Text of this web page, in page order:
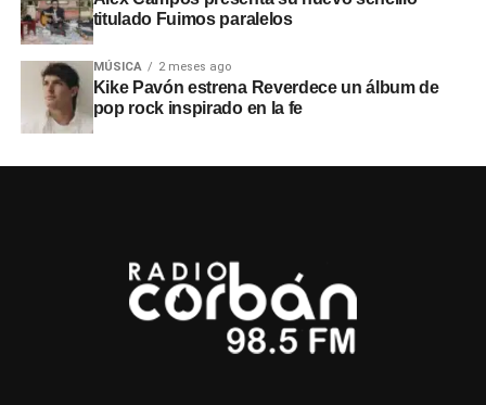
titulado Fuimos paralelos
MÚSICA 2 meses ago
Kike Pavón estrena Reverdece un álbum de
pop rock inspirado en la fe